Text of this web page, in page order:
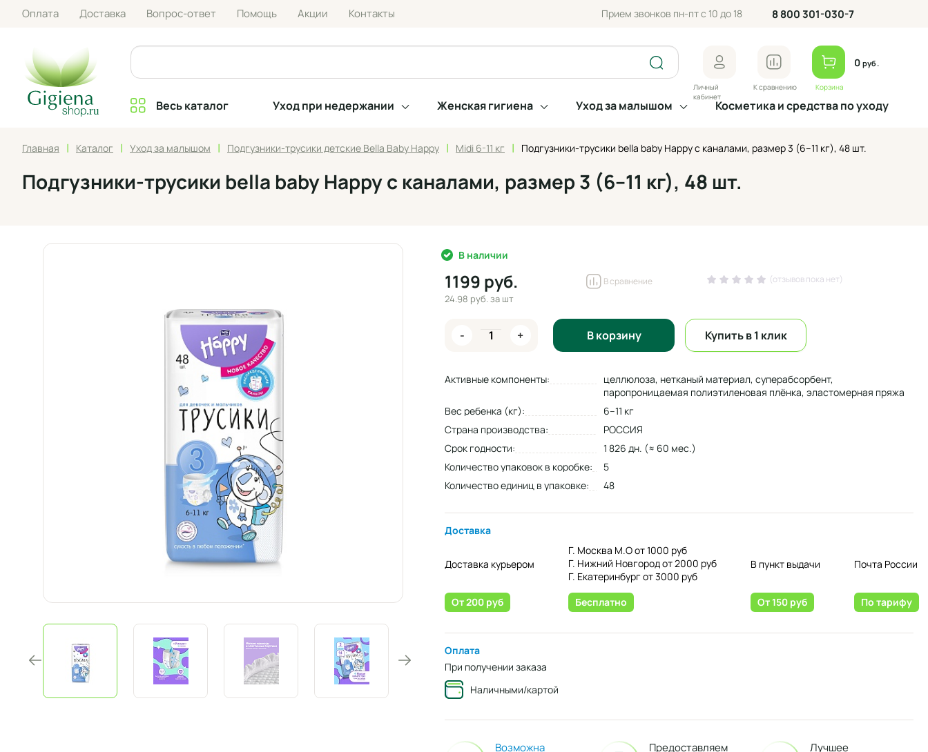
Оплата Доставка Вопрос-ответ Помощь Акции Контакты Прием звонков пн-пт с 10 до 18 8 800 301-030-7
Личный
кабинет
К сравнению Корзина
0руб.
Весь каталог Уход при недержании Женская гигиена Уход за малышом Косметика и средства по уходу
Главная | Каталог | Уход за малышом | Подгузники-трусики детские Bella Baby Happy | Midi 6-11 кг | Подгузники-трусики bella baby Happy с каналами, размер 3 (6–11 кг), 48 шт.
Подгузники-трусики bella baby Happy с каналами, размер 3 (6–11 кг), 48 шт.
В наличии
1199 руб. В сравнение (отзывов пока нет)
24.98 руб.за шт
- + В корзину Купить в 1 клик
Активные компоненты:
целлюлоза, нетканый материал, суперабсорбент,
паропроницаемая полиэтиленовая плёнка, эластомерная пряжа
Вес ребенка (кг):
6–11 кг
Страна производства:
РОССИЯ
Срок годности:
1 826 дн. (≈ 60 мес.)
Количество упаковок в коробке:
5
Количество единиц в упаковке:
48
Доставка
Доставка курьером
От 200 руб
Г. Москва М.О от 1000 руб
Г. Нижний Новгород от 2000 руб
Г. Екатеринбург от 3000 руб
Бесплатно
В пункт выдачи
От 150 руб
Почта России
По тарифу
Оплата
При получении заказа
Наличными/картой
Возможна
Предоставляем
Лучшее